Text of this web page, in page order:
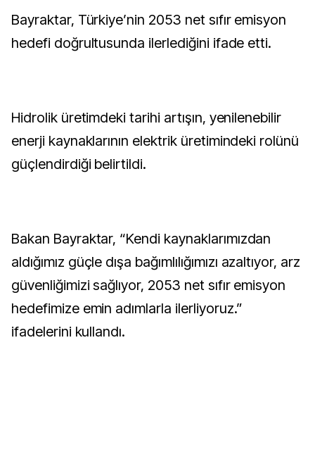
Bayraktar, Türkiye’nin 2053 net sıfır emisyon
hedefi doğrultusunda ilerlediğini ifade etti.
Hidrolik üretimdeki tarihi artışın, yenilenebilir
enerji kaynaklarının elektrik üretimindeki rolünü
güçlendirdiği belirtildi.
Bakan Bayraktar, “Kendi kaynaklarımızdan
aldığımız güçle dışa bağımlılığımızı azaltıyor, arz
güvenliğimizi sağlıyor, 2053 net sıfır emisyon
hedefimize emin adımlarla ilerliyoruz.”
ifadelerini kullandı.